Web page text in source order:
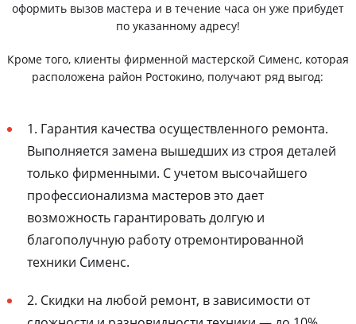
оформить вызов мастера и в течение часа он уже прибудет
по указанному адресу!
Кроме того, клиенты фирменной мастерской Сименс, которая
расположена район Ростокино, получают ряд выгод:
1. Гарантия качества осуществленного ремонта.
Выполняется замена вышедших из строя деталей
только фирменными. С учетом высочайшего
профессионализма мастеров это дает
возможность гарантировать долгую и
благополучную работу отремонтированной
техники Сименс.
2. Скидки на любой ремонт, в зависимости от